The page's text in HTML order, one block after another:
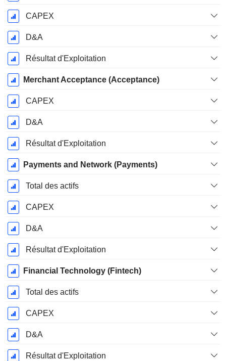
CAPEX
D&A
Résultat d'Exploitation
Merchant Acceptance (Acceptance)
CAPEX
D&A
Résultat d'Exploitation
Payments and Network (Payments)
Total des actifs
CAPEX
D&A
Résultat d'Exploitation
Financial Technology (Fintech)
Total des actifs
CAPEX
D&A
Résultat d'Exploitation